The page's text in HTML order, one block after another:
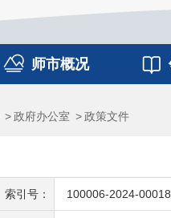
师市概况
>政府办公室 >政策文件
索引号： 100006-2024-00018